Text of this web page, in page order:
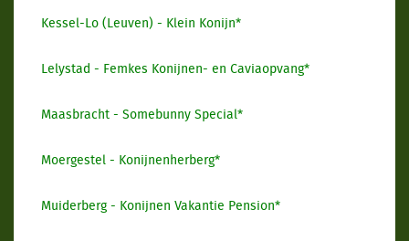
Kessel-Lo (Leuven) - Klein Konijn*
Lelystad - Femkes Konijnen- en Caviaopvang*
Maasbracht - Somebunny Special*
Moergestel - Konijnenherberg*
Muiderberg - Konijnen Vakantie Pension*